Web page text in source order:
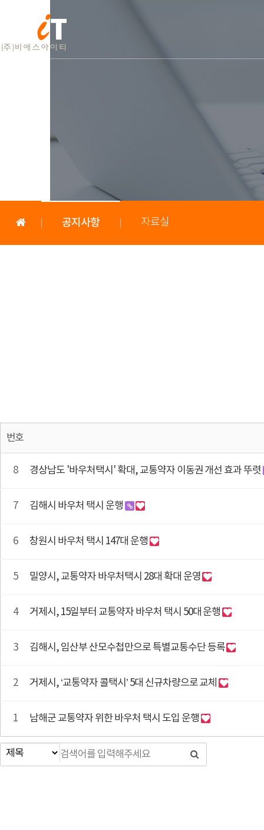
공지사항 자료실
번호
8 경상남도 '바우처택시' 확대, 교통약자 이동권 개선 효과 뚜렷
7 김해시 바우처 택시 운행
6 창원시 바우처 택시 147대 운행
5 밀양시, 교통약자 바우처택시 28대 확대 운영
4 거제시, 15일부터 교통약자 바우처 택시 50대 운행
3 김해시, 임산부 산모수첩만으로 특별교통수단 등록
2 거제시, ‘교통약자 콜택시’ 5대 신규차량으로 교체
1 남해군 교통약자 위한 바우처 택시 도입 운행